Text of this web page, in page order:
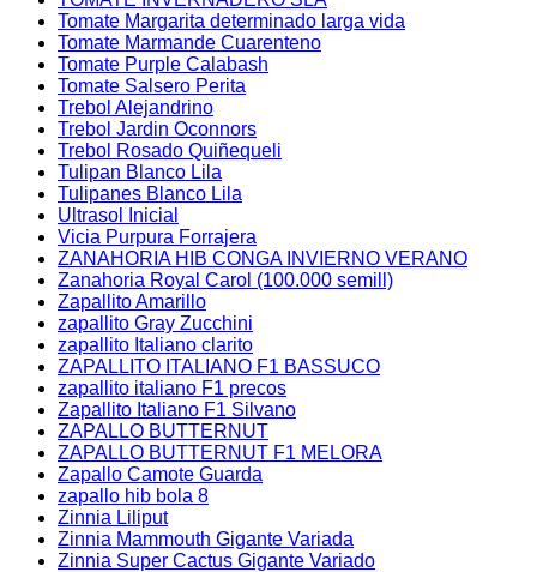
Tomate Margarita determinado larga vida
Tomate Marmande Cuarenteno
Tomate Purple Calabash
Tomate Salsero Perita
Trebol Alejandrino
Trebol Jardin Oconnors
Trebol Rosado Quiñequeli
Tulipan Blanco Lila
Tulipanes Blanco Lila
Ultrasol Inicial
Vicia Purpura Forrajera
ZANAHORIA HIB CONGA INVIERNO VERANO
Zanahoria Royal Carol (100.000 semill)
Zapallito Amarillo
zapallito Gray Zucchini
zapallito Italiano clarito
ZAPALLITO ITALIANO F1 BASSUCO
zapallito italiano F1 precos
Zapallito Italiano F1 Silvano
ZAPALLO BUTTERNUT
ZAPALLO BUTTERNUT F1 MELORA
Zapallo Camote Guarda
zapallo hib bola 8
Zinnia Liliput
Zinnia Mammouth Gigante Variada
Zinnia Super Cactus Gigante Variado